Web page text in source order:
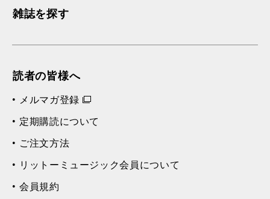
雑誌を探す
読者の皆様へ
メルマガ登録
定期購読について
ご注文方法
リットーミュージック会員について
会員規約